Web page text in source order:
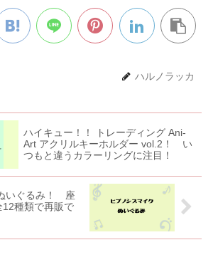
ハルノラッカ
ハイキュー！！ トレーディング Ani-
Art アクリルキーホルダー vol.2！ い
つもと違うカラーリングに注目！
いぐるみ！ 座
種類で再販で